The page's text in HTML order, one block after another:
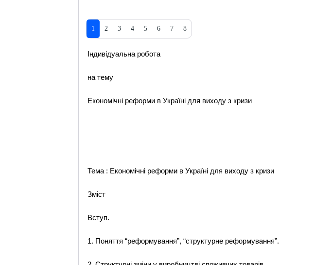
1 2 3 4 5 6 7 8
Індивідуальна робота
на тему
Економічні реформи в Україні для виходу з кризи
Тема : Економічні реформи в Україні для виходу з кризи
Зміст
Вступ.
1. Поняття “реформування”, “структурне реформування”.